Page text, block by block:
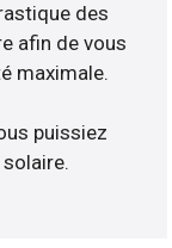
des
afin de vous
maximale.
puissiez